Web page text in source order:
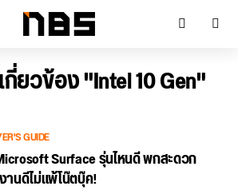
ยวข้อง "Intel 10 Gen"
GUIDE
Surface รุ่นไหนดี พกสะดวก
านดีไม่แพ้โน๊ตบุ๊ค!